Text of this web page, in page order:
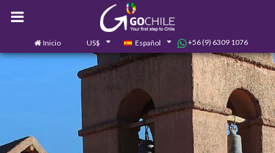
Inicio US$ Español +56 (9) 6309 1076
Contáctanos